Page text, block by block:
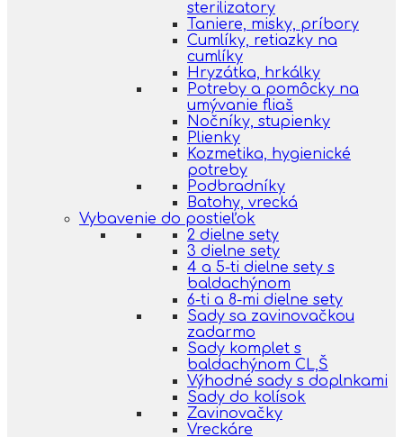
sterilizatory
Taniere, misky, príbory
Cumlíky, retiazky na
cumlíky
Hryzátka, hrkálky
Potreby a pomôcky na
umývanie fliaš
Nočníky, stupienky
Plienky
Kozmetika, hygienické
potreby
Podbradníky
Batohy, vrecká
Vybavenie do postieľok
2 dielne sety
3 dielne sety
4 a 5-ti dielne sety s
baldachýnom
6-ti a 8-mi dielne sety
Sady sa zavinovačkou
zadarmo
Sady komplet s
baldachýnom CL,Š
Výhodné sady s doplnkami
Sady do kolísok
Zavinovačky
Vreckáre